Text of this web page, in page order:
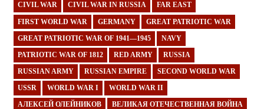
CIVIL WAR CIVIL WAR IN RUSSIA FAR EAST
FIRST WORLD WAR GERMANY GREAT PATRIOTIC WAR
GREAT PATRIOTIC WAR OF 1941—1945 NAVY
PATRIOTIC WAR OF 1812 RED ARMY RUSSIA
RUSSIAN ARMY RUSSIAN EMPIRE SECOND WORLD WAR
USSR WORLD WAR I WORLD WAR II
АЛЕКСЕЙ ОЛЕЙНИКОВ ВЕЛИКАЯ ОТЕЧЕСТВЕННАЯ ВОЙНА